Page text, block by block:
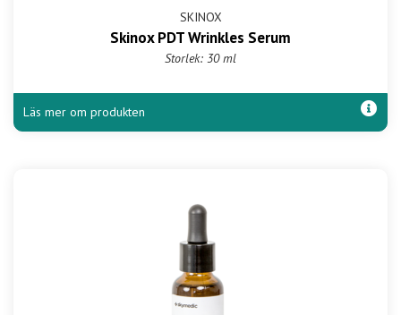
SKINOX
Skinox PDT Wrinkles Serum
Storlek: 30 ml
Läs mer om produkten